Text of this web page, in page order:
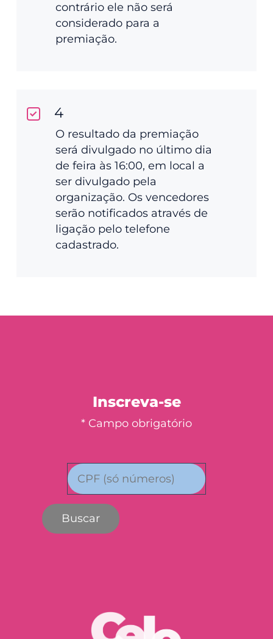
contrário ele não será
considerado para a
premiação.
4
O resultado da premiação
será divulgado no último dia
de feira às 16:00, em local a
ser divulgado pela
organização. Os vencedores
serão notificados através de
ligação pelo telefone
cadastrado.
Inscreva-se
* Campo obrigatório
Buscar